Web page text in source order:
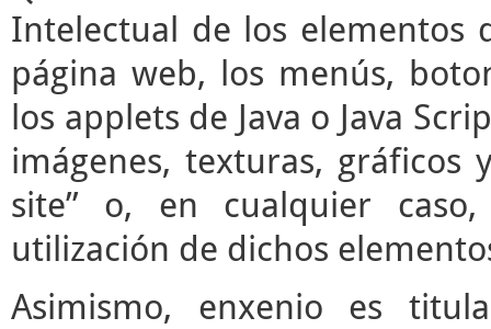
Intelectual de los elementos
página web, los menús,
los applets de Java o Java
imágenes, texturas,
site” o, en cualquier
utilización de dichos
Asimismo, enxenio es